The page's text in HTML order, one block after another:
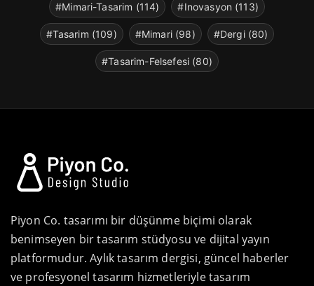
#Mimari-Tasarim (114) #Inovasyon (113)
#Tasarim (109) #Mimari (98) #Dergi (80)
#Tasarim-Felsefesi (80)
Piyon Co. tasarımı bir düşünme biçimi olarak
benimseyen bir tasarım stüdyosu ve dijital yayın
platformudur. Aylık tasarım dergisi, güncel haberler
ve profesyonel tasarım hizmetleriyle tasarım